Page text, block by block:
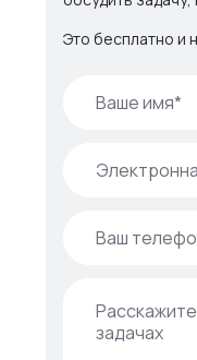
Это бесплатно и